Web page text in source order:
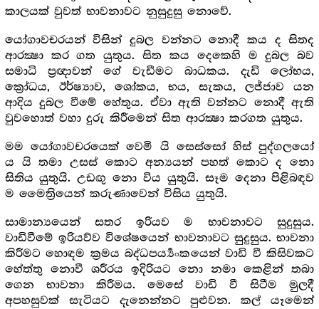
කාලයක් වුවත් භාවනාවට නුසුදුසු නොවේ.
යෝගාවචරයන් විසින් දුබල වන්නට නොදී කය ද සිතද
ආරක්‍ෂා කර ගත යුතුය. සිත කය දෙකෙහි ම දුබල බව
සමාධි ප්‍රඥාවන් ගේ වැඩීමට බාධකය. දැඩි ලෝභය,
ක්‍රෝධය, ඊර්ෂ්‍යාව, ශෝකය, භය, සැකය, ලජ්ජාව යන
ආදිය දුබල වීමේ හේතුය. ඒවා ඇති වන්නට නොදී ඇති
වුවහොත් වහා දුරු කිරීමෙන් සිත ආරක්‍ෂා කරගත යුතුය.
මම යෝගාවචරයෙක් වෙමි යි සෙස්සෝ හිස් පුද්ගලයෝ
ය යි තමා උසස් කොට අන්‍යයන් පහත් කොට ද නො
සිතිය යුතුයි. උඩඟු නො විය යුතුයි. සෑම දෙනා පිළිබඳව
ම මෛත්‍රියෙන් කරුණාවෙන් විසිය යුතුයි.
සාමාන්‍යයෙන් සතර ඉරියව ම භාවනාවට සුදුසුය.
වාඩිවීමේ ඉරියව්ව විශේෂයෙන් භාවනාවට සුදුසුය. භාවනා
කිරීමට හොඳම ක්‍රමය බද්ධපර්‍ය්‍යංකයෙන් වාඩි වී කිසිවකට
හේත්තු නොවී ශරීරය ඉදිරියට නො නමා කෙළින් තබා
ගෙන භාවනා කිරීමය. මෙසේ වාඩි වී සිටීම මුලදී
අපහසුවක් සැටියට දැනෙන්නට පුළුවන. කල් යෑමෙන්